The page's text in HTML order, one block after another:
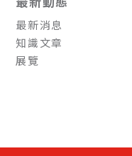
最新消息
知識文章
展覽